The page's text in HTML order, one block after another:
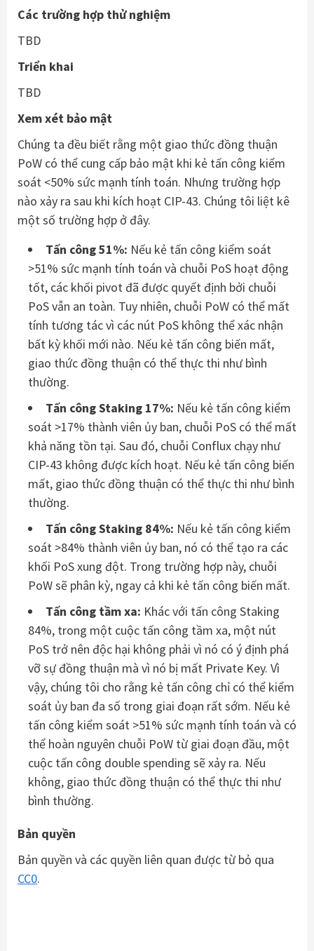
Các trường hợp thử nghiệm
TBD
Triển khai
TBD
Xem xét bảo mật
Chúng ta đều biết rằng một giao thức đồng thuận
PoW có thể cung cấp bảo mật khi kẻ tấn công kiểm
soát <50% sức mạnh tính toán. Nhưng trường hợp
nào xảy ra sau khi kích hoạt CIP-43. Chúng tôi liệt kê
một số trường hợp ở đây.
Tấn công 51%: Nếu kẻ tấn công kiểm soát
>51% sức mạnh tính toán và chuỗi PoS hoạt động
tốt, các khối pivot đã được quyết định bởi chuỗi
PoS vẫn an toàn. Tuy nhiên, chuỗi PoW có thể mất
tính tương tác vì các nút PoS không thể xác nhận
bất kỳ khối mới nào. Nếu kẻ tấn công biến mất,
giao thức đồng thuận có thể thực thi như bình
thường.
Tấn công Staking 17%: Nếu kẻ tấn công kiểm
soát >17% thành viên ủy ban, chuỗi PoS có thể mất
khả năng tồn tại. Sau đó, chuỗi Conflux chạy như
CIP-43 không được kích hoạt. Nếu kẻ tấn công biến
mất, giao thức đồng thuận có thể thực thi như bình
thường.
Tấn công Staking 84%: Nếu kẻ tấn công kiểm
soát >84% thành viên ủy ban, nó có thể tạo ra các
khối PoS xung đột. Trong trường hợp này, chuỗi
PoW sẽ phân kỳ, ngay cả khi kẻ tấn công biến mất.
Tấn công tầm xa: Khác với tấn công Staking
84%, trong một cuộc tấn công tầm xa, một nút
PoS trở nên độc hại không phải vì nó có ý định phá
vỡ sự đồng thuận mà vì nó bị mất Private Key. Vì
vậy, chúng tôi cho rằng kẻ tấn công chỉ có thể kiểm
soát ủy ban đa số trong giai đoạn rất sớm. Nếu kẻ
tấn công kiểm soát >51% sức mạnh tính toán và có
thể hoàn nguyên chuỗi PoW từ giai đoạn đầu, một
cuộc tấn công double spending sẽ xảy ra. Nếu
không, giao thức đồng thuận có thể thực thi như
bình thường.
Bản quyền
Bản quyền và các quyền liên quan được từ bỏ qua
CC0.